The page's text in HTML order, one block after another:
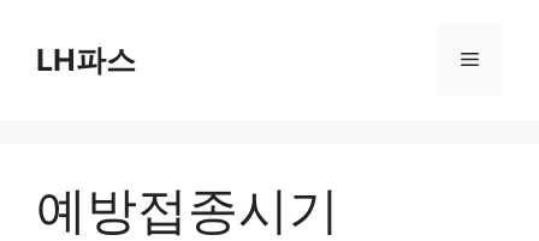
LH파스 메
예방접종시기